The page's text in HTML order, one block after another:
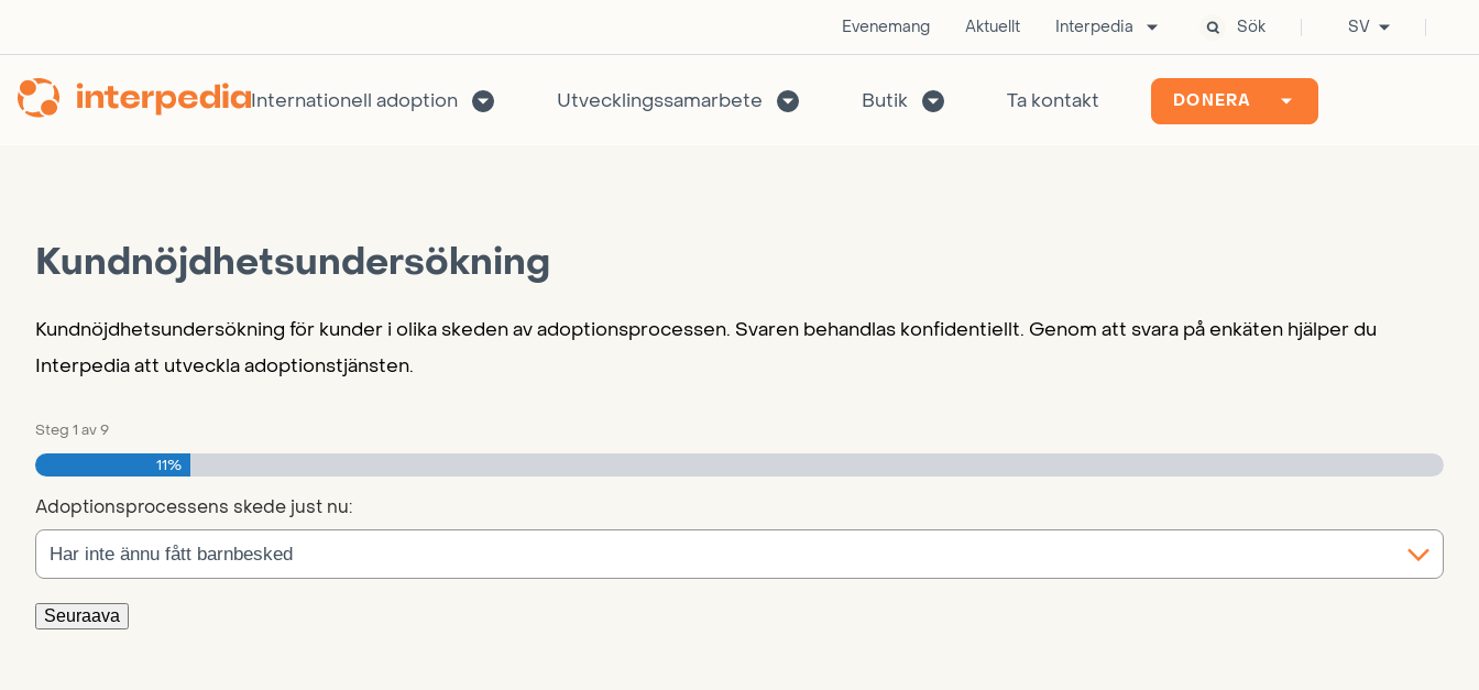
Evenemang Aktuellt Interpedia Sök SV
Internationell adoption Utvecklingssamarbete Butik Ta kontakt DONERA
Kundnöjdhetsundersökning
Kundnöjdhetsundersökning för kunder i olika skeden av adoptionsprocessen. Svaren behandlas konfidentiellt. Genom att svara på enkäten hjälper du
Interpedia att utveckla adoptionstjänsten.
Steg 1 av9
11%
Adoptionsprocessens skede just nu:
Seuraava